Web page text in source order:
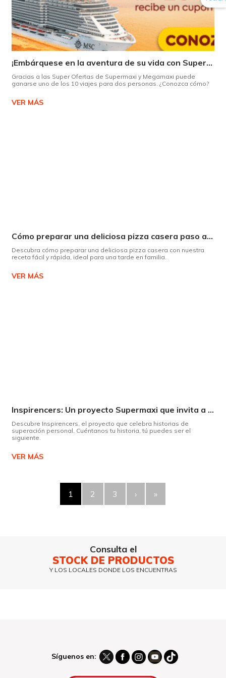
¡Embárquese en la aventura de su vida con Supermaxi!
Gracias a las Super Ofertas de Supermaxi y Megamaxi puede
ganarse uno de los 10 viajes para dos personas. ¿Conozca cómo?
VER MÁS
Cómo preparar una deliciosa pizza casera paso a paso
Descubra cómo preparar una deliciosa pizza casera con nuestra
receta fácil y rápida, ideal para una tarde en familia.
VER MÁS
Inspirencers: Un proyecto Supermaxi que invita a ser parte del cambio.
Descubre Inspirencers, el proyecto que celebra historias de
superación personal. Cuéntanos tu historia, tú puedes ser el
siguiente.
VER MÁS
1 2 3 › »
Consulta el
STOCK DE PRODUCTOS
Y LOS LOCALES DONDE LOS ENCUENTRAS
Síguenos en: